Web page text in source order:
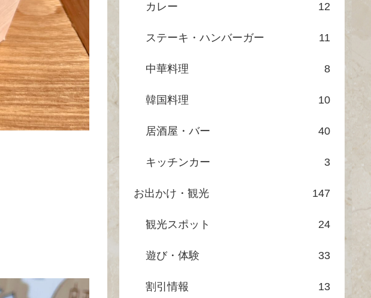
カレー 12
ステーキ・ハンバーガー 11
中華料理 8
韓国料理 10
居酒屋・バー 40
キッチンカー 3
お出かけ・観光 147
観光スポット 24
遊び・体験 33
割引情報 13